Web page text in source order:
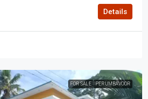
Details
FOR SALE PERUMBAVOOR